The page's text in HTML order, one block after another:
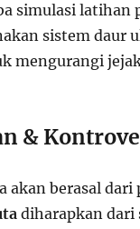
simulasi latihan
sistem daur
mengurangi
&
akan berasal
diharapkan dari